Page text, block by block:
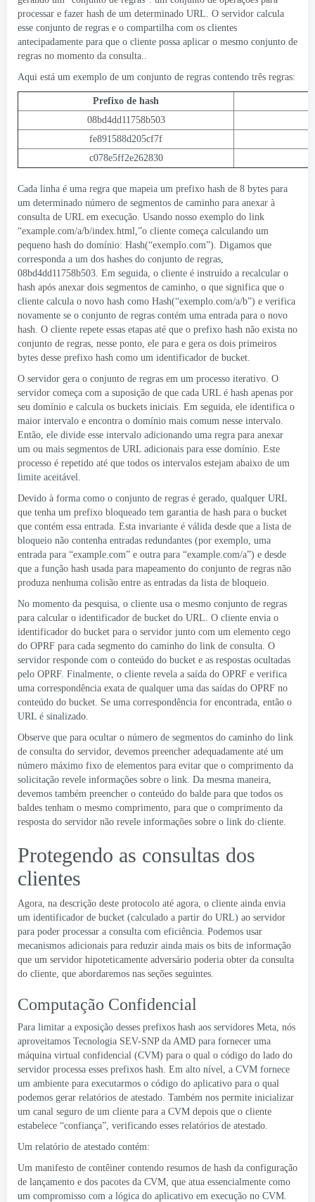
processar e fazer hash de um determinado URL. O servidor calcula
esse conjunto de regras e o compartilha com os clientes
antecipadamente para que o cliente possa aplicar o mesmo conjunto de
regras no momento da consulta..
Aqui está um exemplo de um conjunto de regras contendo três regras:
Prefixo de hash
08bd4dd11758b503
fe891588d205cf7f
c078e5ff2e262830
Cada linha é uma regra que mapeia um prefixo hash de 8 bytes para
um determinado número de segmentos de caminho para anexar à
consulta de URL em execução. Usando nosso exemplo do link
“example.com/a/b/index.html,”o cliente começa calculando um
pequeno hash do domínio: Hash(“exemplo.com”). Digamos que
corresponda a um dos hashes do conjunto de regras,
08bd4dd11758b503. Em seguida, o cliente é instruído a recalcular o
hash após anexar dois segmentos de caminho, o que significa que o
cliente calcula o novo hash como Hash(“exemplo.com/a/b”) e verifica
novamente se o conjunto de regras contém uma entrada para o novo
hash. O cliente repete essas etapas até que o prefixo hash não exista no
conjunto de regras, nesse ponto, ele para e gera os dois primeiros
bytes desse prefixo hash como um identificador de bucket.
O servidor gera o conjunto de regras em um processo iterativo. O
servidor começa com a suposição de que cada URL é hash apenas por
seu domínio e calcula os buckets iniciais. Em seguida, ele identifica o
maior intervalo e encontra o domínio mais comum nesse intervalo.
Então, ele divide esse intervalo adicionando uma regra para anexar
um ou mais segmentos de URL adicionais para esse domínio. Este
processo é repetido até que todos os intervalos estejam abaixo de um
limite aceitável.
Devido à forma como o conjunto de regras é gerado, qualquer URL
que tenha um prefixo bloqueado tem garantia de hash para o bucket
que contém essa entrada. Esta invariante é válida desde que a lista de
bloqueio não contenha entradas redundantes (por exemplo, uma
entrada para “example.com” e outra para “example.com/a”) e desde
que a função hash usada para mapeamento do conjunto de regras não
produza nenhuma colisão entre as entradas da lista de bloqueio.
No momento da pesquisa, o cliente usa o mesmo conjunto de regras
para calcular o identificador de bucket do URL. O cliente envia o
identificador do bucket para o servidor junto com um elemento cego
do OPRF para cada segmento do caminho do link de consulta. O
servidor responde com o conteúdo do bucket e as respostas ocultadas
pelo OPRF. Finalmente, o cliente revela a saída do OPRF e verifica
uma correspondência exata de qualquer uma das saídas do OPRF no
conteúdo do bucket. Se uma correspondência for encontrada, então o
URL é sinalizado.
Observe que para ocultar o número de segmentos do caminho do link
de consulta do servidor, devemos preencher adequadamente até um
número máximo fixo de elementos para evitar que o comprimento da
solicitação revele informações sobre o link. Da mesma maneira,
devemos também preencher o conteúdo do balde para que todos os
baldes tenham o mesmo comprimento, para que o comprimento da
resposta do servidor não revele informações sobre o link do cliente.
Protegendo as consultas dos
clientes
Agora, na descrição deste protocolo até agora, o cliente ainda envia
um identificador de bucket (calculado a partir do URL) ao servidor
para poder processar a consulta com eficiência. Podemos usar
mecanismos adicionais para reduzir ainda mais os bits de informação
que um servidor hipoteticamente adversário poderia obter da consulta
do cliente, que abordaremos nas seções seguintes.
Computação Confidencial
Para limitar a exposição desses prefixos hash aos servidores Meta, nós
aproveitamos Tecnologia SEV-SNP da AMD para fornecer uma
máquina virtual confidencial (CVM) para o qual o código do lado do
servidor processa esses prefixos hash. Em alto nível, a CVM fornece
um ambiente para executarmos o código do aplicativo para o qual
podemos gerar relatórios de atestado. Também nos permite inicializar
um canal seguro de um cliente para a CVM depois que o cliente
estabelece “confiança”, verificando esses relatórios de atestado.
Um relatório de atestado contém:
Um manifesto de contêiner contendo resumos de hash da configuração
de lançamento e dos pacotes da CVM, que atua essencialmente como
um compromisso com a lógica do aplicativo em execução no CVM.